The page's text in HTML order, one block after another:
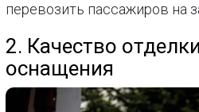
перевозить пассажиров на
2. Качество
оснащения